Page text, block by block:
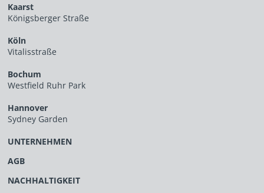
Kaarst
Königsberger Straße
Köln
Vitalisstraße
Bochum
Westfield Ruhr Park
Hannover
Sydney Garden
UNTERNEHMEN
AGB
NACHHALTIGKEIT